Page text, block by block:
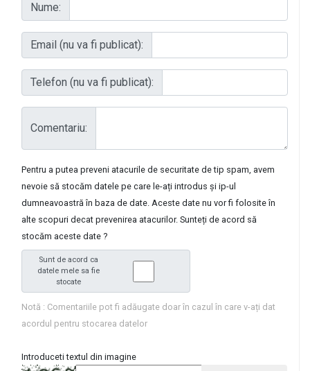
Nume:
Email (nu va fi publicat):
Telefon (nu va fi publicat):
Comentariu:
Pentru a putea preveni atacurile de securitate de tip spam, avem
nevoie să stocăm datele pe care le-ați introdus și ip-ul
dumneavoastră în baza de date. Aceste date nu vor fi folosite în
alte scopuri decat prevenirea atacurilor. Sunteți de acord să
stocăm aceste date ?
Sunt de acord ca
datele mele sa fie
stocate
Notă : Comentariile pot fi adăugate doar în cazul în care v-ați dat
acordul pentru stocarea datelor
Introduceti textul din imagine